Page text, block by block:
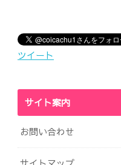
ツイート
サイト案内
お問い合わせ